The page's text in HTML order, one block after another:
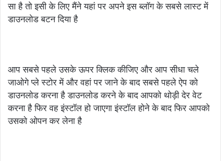
सा है तो इसी के लिए मैंने यहां पर अपने इस ब्लॉग के सबसे लास्ट में
डाउनलोड बटन दिया है
आप सबसे पहले उसके ऊपर क्लिक कीजिए और आप सीधा चले
जाओगे प्ले स्टोर में और वहां पर जाने के बाद सबसे पहले ऐप को
डाउनलोड करना है डाउनलोड करने के बाद आपको थोड़ी देर वेट
करना है फिर वह इंस्टॉल हो जाएगा इंस्टॉल होने के बाद फिर आपको
उसको ओपन कर लेना है